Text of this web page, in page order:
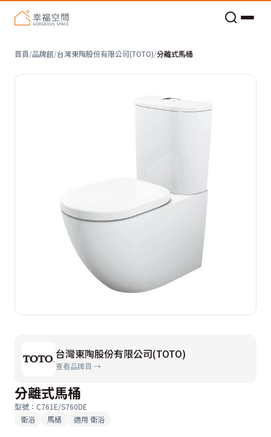
首頁/品牌館/台灣東陶股份有限公司(TOTO)/分離式馬桶
台灣東陶股份有限公司(TOTO)
查看品牌頁 →
分離式馬桶
型號 ： C761E/S760DE
衛浴
馬桶 適用 衛浴